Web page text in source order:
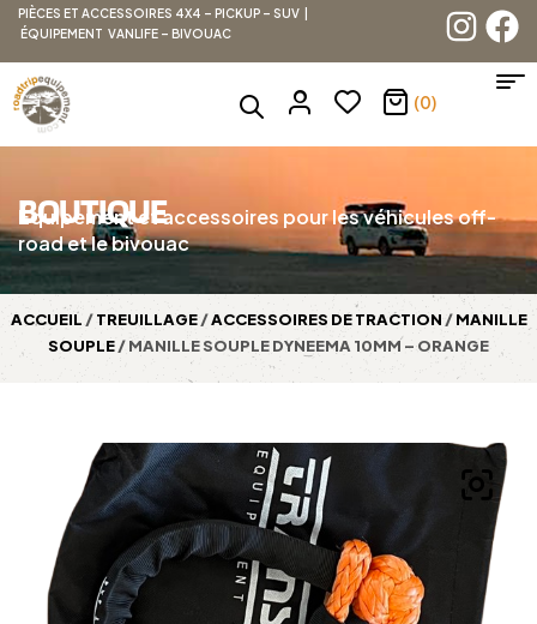
PIÈCES ET ACCESSOIRES 4X4 – PICKUP – SUV |
ÉQUIPEMENT VANLIFE – BIVOUAC
(0)
BOUTIQUE
Équipement et accessoires pour les véhicules off-
road et le bivouac
ACCUEIL /TREUILLAGE/ACCESSOIRES DE TRACTION /MANILLE
SOUPLE/ MANILLE SOUPLE DYNEEMA 10MM – ORANGE